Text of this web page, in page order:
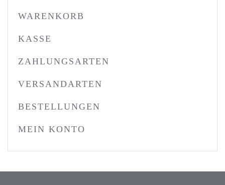
WARENKORB
KASSE
ZAHLUNGSARTEN
VERSANDARTEN
BESTELLUNGEN
MEIN KONTO